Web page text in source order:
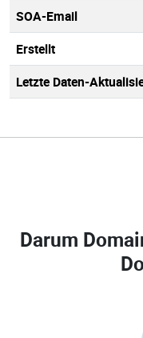
SOA-Email
Erstellt
Letzte Daten-
Darum